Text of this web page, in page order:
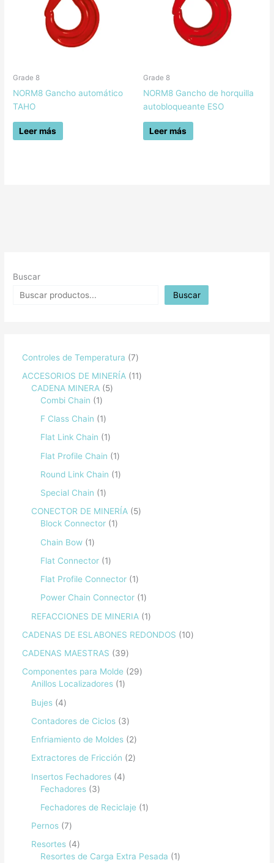
Buscar
Buscar
Controles de Temperatura
7
ACCESORIOS DE MINERÍA
11
CADENA MINERA
5
Combi Chain
1
F Class Chain
1
Flat Link Chain
1
Flat Profile Chain
1
Round Link Chain
1
Special Chain
1
CONECTOR DE MINERÍA
5
Block Connector
1
Chain Bow
1
Flat Connector
1
Flat Profile Connector
1
Power Chain Connector
1
REFACCIONES DE MINERIA
1
CADENAS DE ESLABONES REDONDOS
10
CADENAS MAESTRAS
39
Componentes para Molde
29
Anillos Localizadores
1
Bujes 4
Contadores de Ciclos
3
Enfriamiento de Moldes
2
Extractores de Fricción
2
Insertos Fechadores 4
Fechadores
3
Fechadores de Reciclaje
1
Pernos 7
Resortes 4
Resortes de Carga Extra Pesada
1
Grade 8
NORM8 Gancho automático
TAHO
Leer más
Grade 8
NORM8 Gancho de horquilla
autobloqueante ESO
Leer más